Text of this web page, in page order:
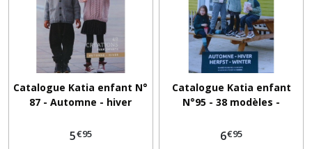
Catalogue Katia enfant N°
87 - Automne - hiver
5€95
Catalogue Katia enfant
N°95 - 38 modèles -
6€95